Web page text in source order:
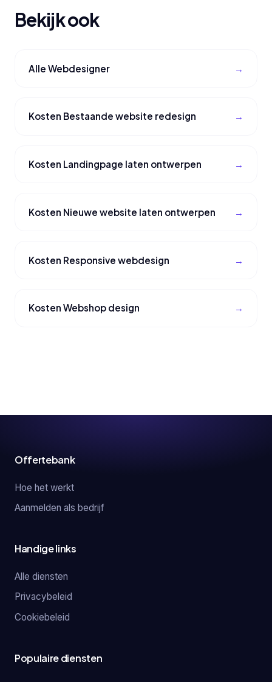
Bekijk ook
Alle Webdesigner
Kosten Bestaande website redesign
Kosten Landingpage laten ontwerpen
Kosten Nieuwe website laten ontwerpen
Kosten Responsive webdesign
Kosten Webshop design
Offertebank
Hoe het werkt
Aanmelden als bedrijf
Handige links
Alle diensten
Privacybeleid
Cookiebeleid
Populaire diensten